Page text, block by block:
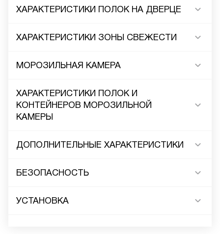
ХАРАКТЕРИСТИКИ ПОЛОК НА ДВЕРЦЕ
ХАРАКТЕРИСТИКИ ЗОНЫ СВЕЖЕСТИ
МОРОЗИЛЬНАЯ КАМЕРА
ХАРАКТЕРИСТИКИ ПОЛОК И
КОНТЕЙНЕРОВ МОРОЗИЛЬНОЙ
КАМЕРЫ
ДОПОЛНИТЕЛЬНЫЕ ХАРАКТЕРИСТИКИ
БЕЗОПАСНОСТЬ
УСТАНОВКА